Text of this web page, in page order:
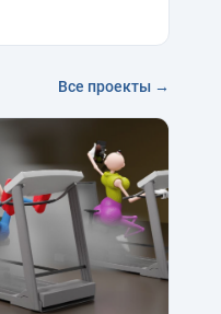
Все проекты →